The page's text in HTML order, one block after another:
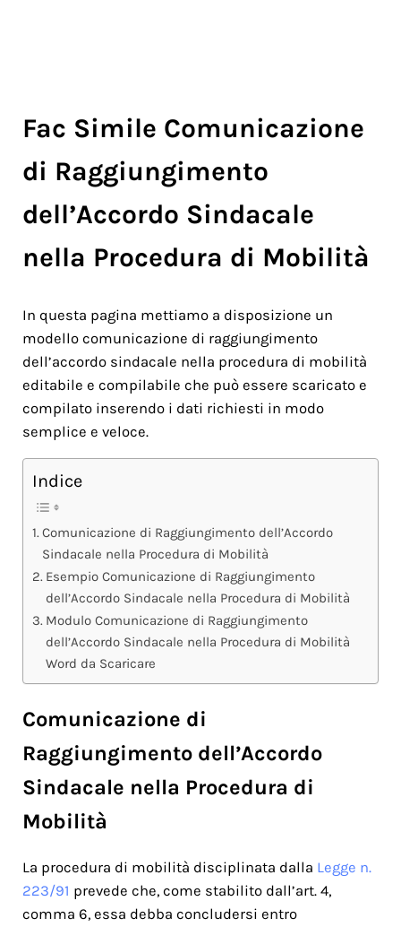
Fac Simile Comunicazione
di Raggiungimento
dell’Accordo Sindacale
nella Procedura di Mobilità
In questa pagina mettiamo a disposizione un
modello comunicazione di raggiungimento
dell’accordo sindacale nella procedura di mobilità
editabile e compilabile che può essere scaricato e
compilato inserendo i dati richiesti in modo
semplice e veloce.
Indice
Comunicazione di Raggiungimento dell’Accordo
Sindacale nella Procedura di Mobilità
Esempio Comunicazione di Raggiungimento
dell’Accordo Sindacale nella Procedura di Mobilità
Modulo Comunicazione di Raggiungimento
dell’Accordo Sindacale nella Procedura di Mobilità
Word da Scaricare
Comunicazione di
Raggiungimento dell’Accordo
Sindacale nella Procedura di
Mobilità
La procedura di mobilità disciplinata dalla Legge n.
223/91 prevede che, come stabilito dall’art. 4,
comma 6, essa debba concludersi entro